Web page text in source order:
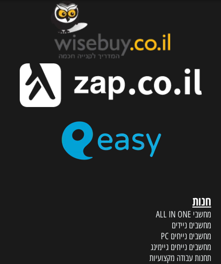
חנות
מחשבי ALL IN ONE
מחשבים ניידים
מחשבים נייחים PC
מחשבים נייחים גיימינג
תחנות עבודה מקצועיות